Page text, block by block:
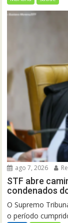
ago 7, 2026
STF abre
condenados
O Supremo
o período